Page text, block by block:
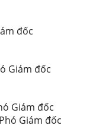
đốc
Giám đốc
Giám đốc
Giám đốc